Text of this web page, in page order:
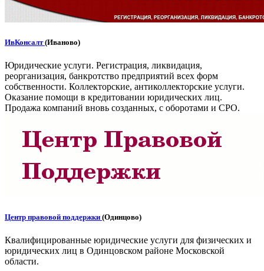
ИвКонсалт(Иваново)
Юридические услуги. Регистрация, ликвидация,
реорганизация, банкротство предприятий всех форм
собственности. Коллекторские, антиколлекторские услуги.
Оказание помощи в кредитовании юридических лиц.
Продажа компаний вновь созданных, с оборотами и СРО.
Центр правовой поддержки (Одинцово)
Квалифицированные юридические услуги для физических и
юридических лиц в Одинцовском районе Московской
области.